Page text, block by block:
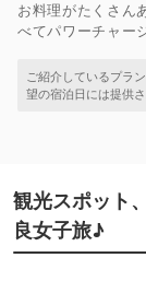
お料理がたくさん
べてパワーチャー
観光スポット
良女子旅♪